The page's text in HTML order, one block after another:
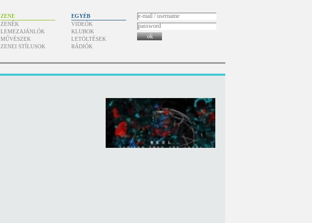
ZENE
ZENÉK
LEMEZAJÁNLÓK
MŰVÉSZEK
ZENEI STÍLUSOK
EGYÉB
VIDEÓK
KLUBOK
LETÖLTÉSEK
RÁDIÓK
ok